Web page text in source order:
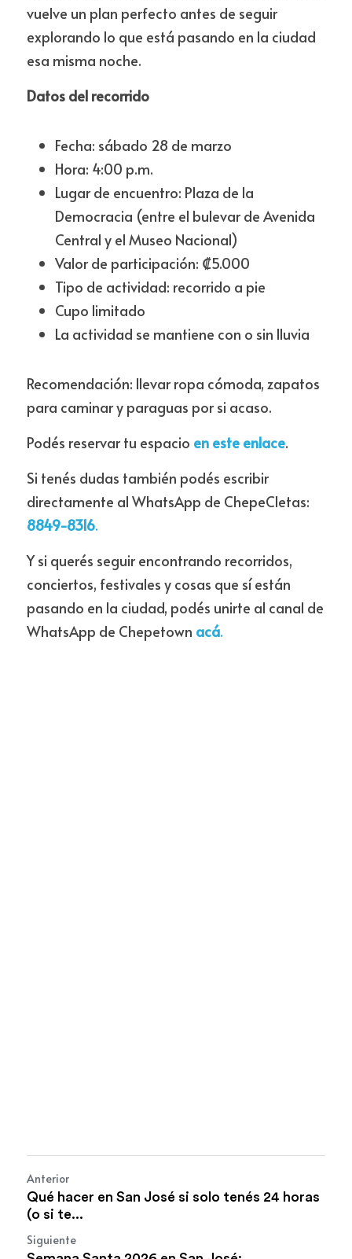
vuelve un plan perfecto antes de seguir
explorando lo que está pasando en la ciudad
esa misma noche.
Datos del recorrido
Fecha: sábado 28 de marzo
Hora: 4:00 p.m.
Lugar de encuentro: Plaza de la
Democracia (entre el bulevar de Avenida
Central y el Museo Nacional)
Valor de participación: ₡5.000
Tipo de actividad: recorrido a pie
Cupo limitado
La actividad se mantiene con o sin lluvia
Recomendación: llevar ropa cómoda, zapatos
para caminar y paraguas por si acaso.
Podés reservar tu espacio en este enlace.
Si tenés dudas también podés escribir
8849-8316.
Y si querés seguir encontrando recorridos,
conciertos, festivales y cosas que sí están
pasando en la ciudad, podés unirte al canal de
WhatsApp de Chepetown acá.
Anterior
Qué hacer en San José si solo tenés 24 horas
(o si te...
Siguiente